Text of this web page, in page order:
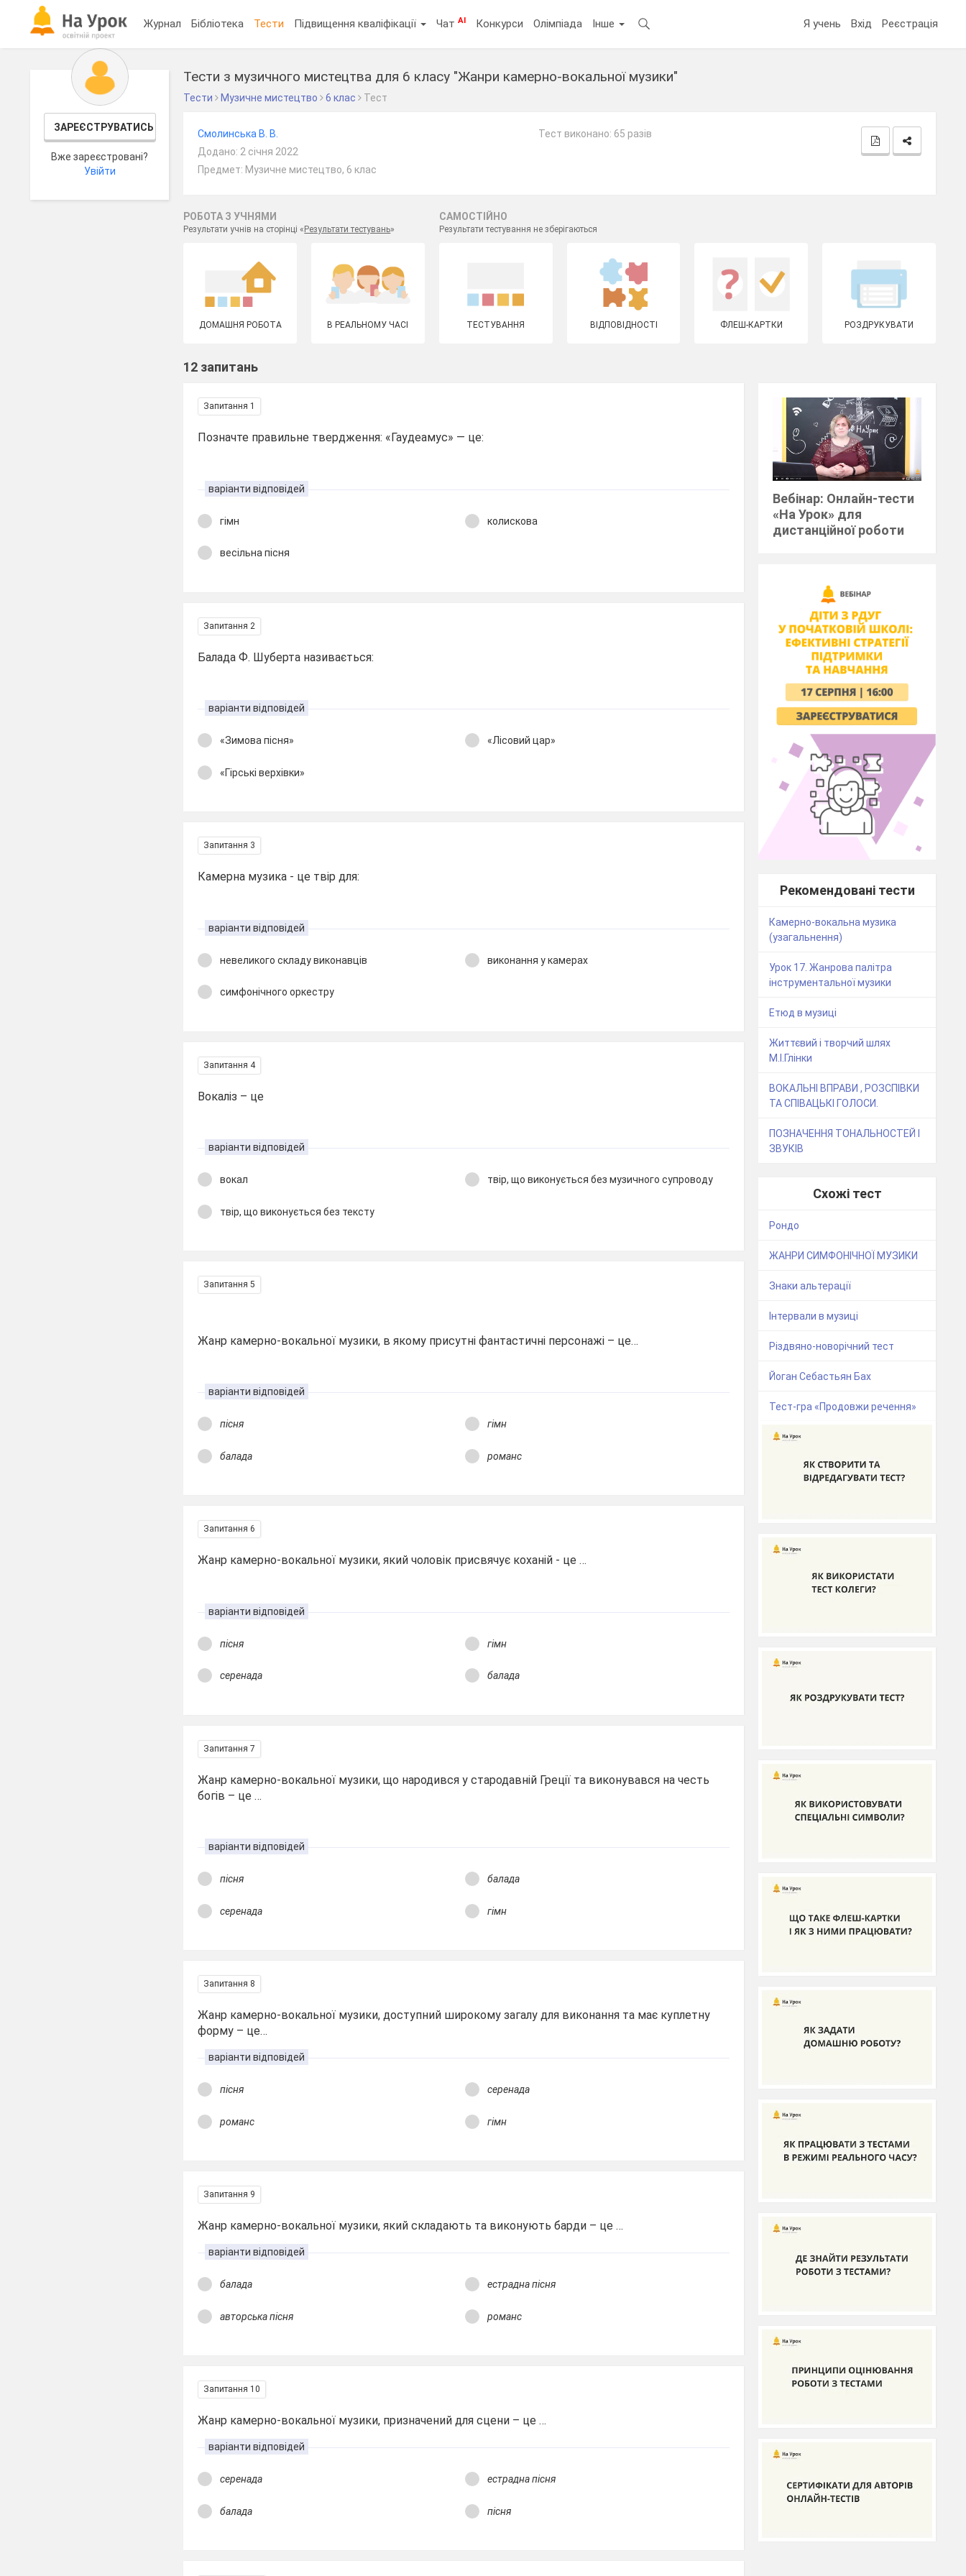
Журнал Бібліотека Тести Підвищення кваліфікації ЧатAI Конкурси Олімпіада Інше Я учень Вхід Реєстрація
ЗАРЕЄСТРУВАТИСЬ
Вже зареєстровані?
Увійти
Тести з музичного мистецтва для 6 класу "Жанри камерно-вокальної музики"
Тести Музичне мистецтво 6 клас Тест
Смолинська В. В.
Додано: 2 січня 2022
Предмет: Музичне мистецтво, 6 клас
Тест виконано: 65 разів
РОБОТА З УЧНЯМИ
Результати учнів на сторінці « Результати тестувань»
САМОСТІЙНО
Результати тестування не зберігаються
ДОМАШНЯ РОБОТА В РЕАЛЬНОМУ ЧАСІ ТЕСТУВАННЯ ВІДПОВІДНОСТІ ФЛЕШ-КАРТКИ РОЗДРУКУВАТИ
12 запитань
Запитання 1
Позначте правильне твердження: «Гаудеамус» — це:
варіанти відповідей
гімн колискова
весільна пісня
Запитання 2
Балада Ф. Шуберта називається:
варіанти відповідей
«Зимова пісня» «Лісовий цар»
«Гірські верхівки»
Запитання 3
Камерна музика - це твір для:
варіанти відповідей
невеликого складу виконавців виконання у камерах
симфонічного оркестру
Запитання 4
Вокаліз – це
варіанти відповідей
вокал твір, що виконується без музичного супроводу
твір, що виконується без тексту
Запитання 5
Жанр камерно-вокальної музики, в якому присутні фантастичні персонажі – це…
варіанти відповідей
пісня гімн
балада романс
Запитання 6
Жанр камерно-вокальної музики, який чоловік присвячує коханій - це …
варіанти відповідей
пісня гімн
серенада балада
Запитання 7
Жанр камерно-вокальної музики, що народився у стародавній Греції та виконувався на честь
богів – це …
варіанти відповідей
пісня балада
серенада гімн
Запитання 8
Жанр камерно-вокальної музики, доступний широкому загалу для виконання та має куплетну
форму – це…
варіанти відповідей
пісня серенада
романс гімн
Запитання 9
Жанр камерно-вокальної музики, який складають та виконують барди – це …
варіанти відповідей
балада естрадна пісня
авторська пісня романс
Запитання 10
Жанр камерно-вокальної музики, призначений для сцени – це …
варіанти відповідей
серенада естрадна пісня
балада пісня
Вебінар: Онлайн-тести
«На Урок» для
дистанційної роботи
Рекомендовані тести
Камерно-вокальна музика
(узагальнення)
Урок 17. Жанрова палітра
інструментальної музики
Етюд в музиці
Життєвий і творчий шлях
М.І.Глінки
ВОКАЛЬНІ ВПРАВИ , РОЗСПІВКИ
ТА СПІВАЦЬКІ ГОЛОСИ.
ПОЗНАЧЕННЯ ТОНАЛЬНОСТЕЙ І
ЗВУКІВ
Схожі тест
Рондо
ЖАНРИ СИМФОНІЧНОЇ МУЗИКИ
Знаки альтерації
Інтервали в музиці
Різдвяно-новорічний тест
Йоган Себастьян Бах
Тест-гра «Продовжи речення»